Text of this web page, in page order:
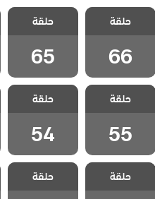
مسلسل لا تترك
يدي مدبلج
الحلقة 66
حلقة
66
مسلسل لا تترك
يدي مدبلج
الحلقة 65
حلقة
65
مسلسل لا تترك
يدي مدبلج
الحلقة 55
حلقة
55
مسلسل لا تترك
يدي مدبلج
الحلقة 54
حلقة
54
مسلسل لا تترك
يدي مدبلج
الحلقة 44
حلقة
مسلسل لا تترك
يدي مدبلج
الحلقة 43
حلقة